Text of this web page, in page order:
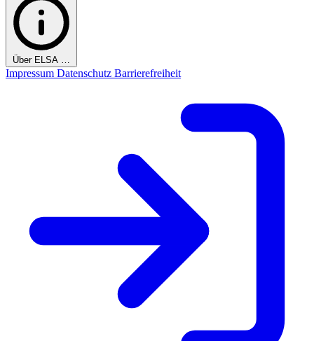
Über ELSA …
Impressum Datenschutz Barrierefreiheit